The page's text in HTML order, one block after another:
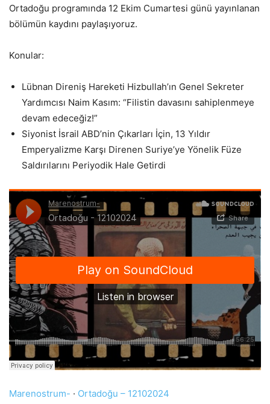
Ortadoğu programında 12 Ekim Cumartesi günü yayınlanan
bölümün kaydını paylaşıyoruz.
Konular:
Lübnan Direniş Hareketi Hizbullah’ın Genel Sekreter
Yardımcısı Naim Kasım: “Filistin davasını sahiplenmeye
devam edeceğiz!”
Siyonist İsrail ABD’nin Çıkarları İçin, 13 Yıldır
Emperyalizme Karşı Direnen Suriye’ye Yönelik Füze
Saldırılarını Periyodik Hale Getirdi
Marenostrum- · Ortadoğu – 12102024